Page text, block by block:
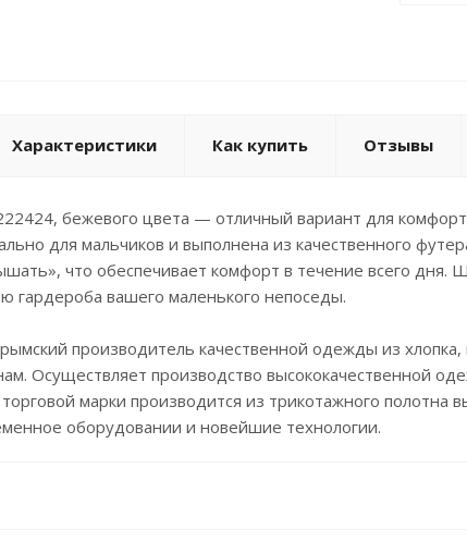
Характеристики Как купить Отзывы
бежевого цвета — отличный вариант для
для мальчиков и выполнена из качественного
что обеспечивает комфорт в течение всего
гардероба вашего маленького непоседы.
производитель качественной одежды из
Осуществляет производство высококачественной
марки производится из трикотажного полотна
оборудовании и новейшие технологии.